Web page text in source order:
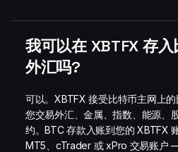
我可以在 XBTFX 存
外汇吗?
可以。XBTFX 接受比特币主网上
您交易外汇、金属、指数、能源、
约。BTC 存款入账到您的 XBTFX
MT5、cTrader 或 xPro 交易账户